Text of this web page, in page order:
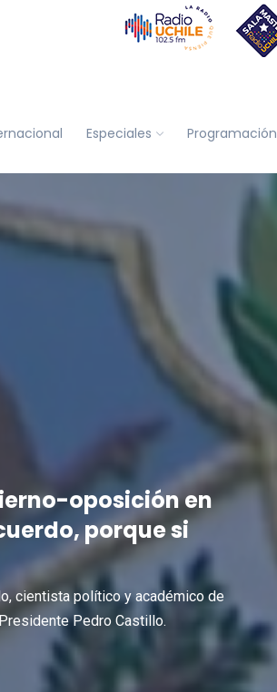
Especiales Programación
oposición en
porque si
cientista político y académico de
Pedro Castillo.